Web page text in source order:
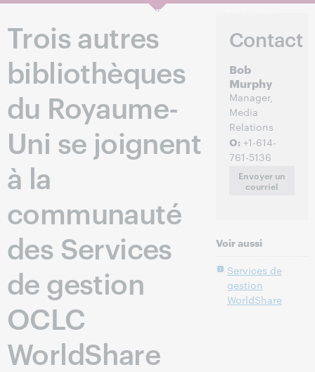
sont plus à jour ou ne sont plus exacts.
Trois autres
bibliothèques
du Royaume-
Uni se joignent
à la
communauté
des Services
de gestion
OCLC
WorldShare
Contact
Bob
Murphy
Manager,
Media
Relations
O:+1-614-
761-5136
Envoyer un
courriel
Voir aussi
Services de
gestion
WorldShare